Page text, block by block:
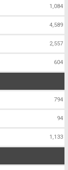
1,084
4,589
2,557
604
794
94
1,133